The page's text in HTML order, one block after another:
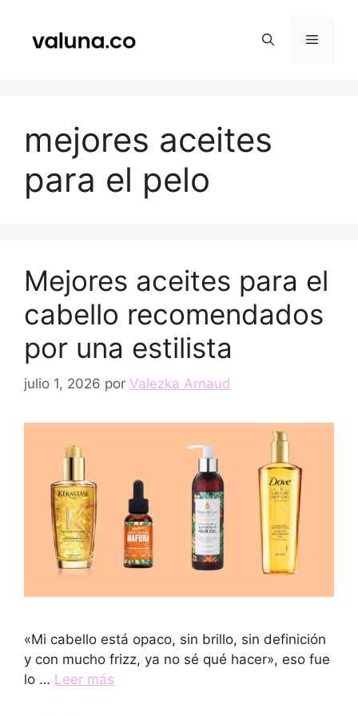
contenido
Menú
mejores aceites
para el pelo
Mejores aceites para el
cabello recomendados
por una estilista
julio 1, 2026 por Valezka Arnaud
«Mi cabello está opaco, sin brillo, sin definición
y con mucho frizz, ya no sé qué hacer», eso fue
lo … Leer más